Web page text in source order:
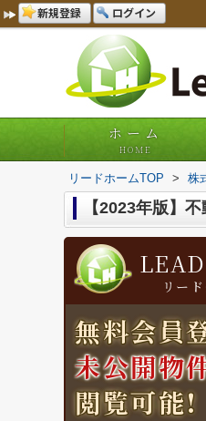
新規登録 ログイン
ホーム
HOME
リードホームTOP > 株
【2023年版】
リー
無料会員
未公開物
閲覧可能!